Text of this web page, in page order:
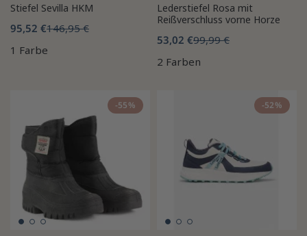
Stiefel Sevilla HKM
95,52 €146,95 €
1 Farbe
Lederstiefel Rosa mit
Reißverschluss vorne Horze
53,02 €99,99 €
2 Farben
-55% -52%